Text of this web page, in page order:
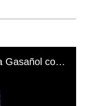
El mal momento de Yanina Gasañol con un hincha argentino en "Subrayado"